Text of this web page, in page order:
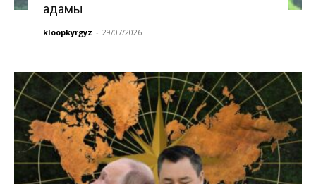
адамы
kloopkyrgyz - 29/07/2026